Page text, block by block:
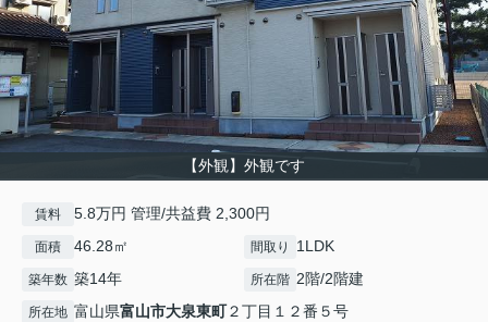
【外観】外観です
賃料 5.8万円 管理/共益費 2,300円
面積 46.28㎡ 間取り 1LDK
築年数 築14年 所在階 2階/2階建
所在地 富山県富山市大泉東町２丁目１２番５号